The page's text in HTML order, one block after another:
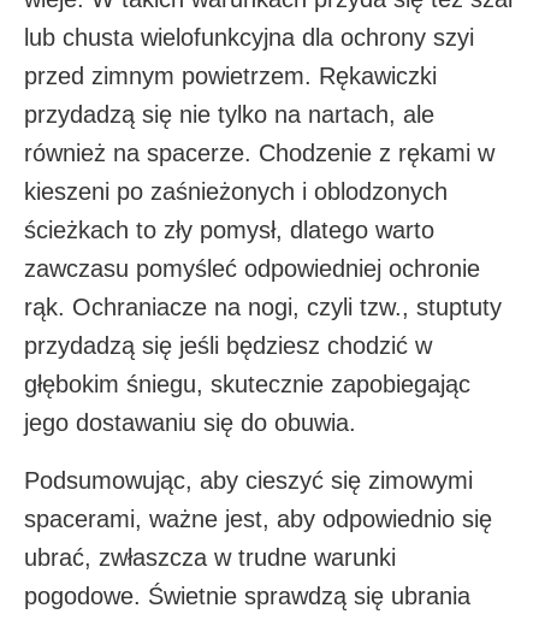
lub chusta wielofunkcyjna dla ochrony szyi
przed zimnym powietrzem. Rękawiczki
przydadzą się nie tylko na nartach, ale
również na spacerze. Chodzenie z rękami w
kieszeni po zaśnieżonych i oblodzonych
ścieżkach to zły pomysł, dlatego warto
zawczasu pomyśleć odpowiedniej ochronie
rąk. Ochraniacze na nogi, czyli tzw., stuptuty
przydadzą się jeśli będziesz chodzić w
głębokim śniegu, skutecznie zapobiegając
jego dostawaniu się do obuwia.
Podsumowując, aby cieszyć się zimowymi
spacerami, ważne jest, aby odpowiednio się
ubrać, zwłaszcza w trudne warunki
pogodowe. Świetnie sprawdzą się ubrania